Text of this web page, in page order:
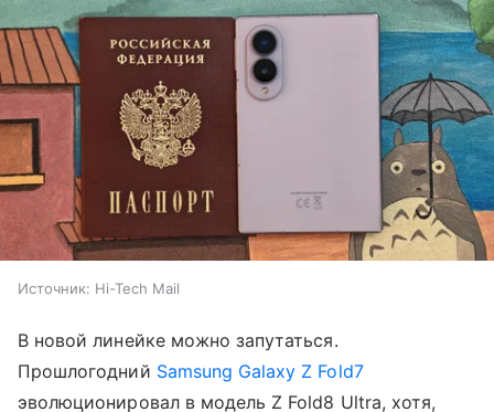
Источник: Hi-Tech Mail
В новой линейке можно запутаться.
Прошлогодний Samsung Galaxy Z Fold7
эволюционировал в модель Z Fold8 Ultra, хотя,